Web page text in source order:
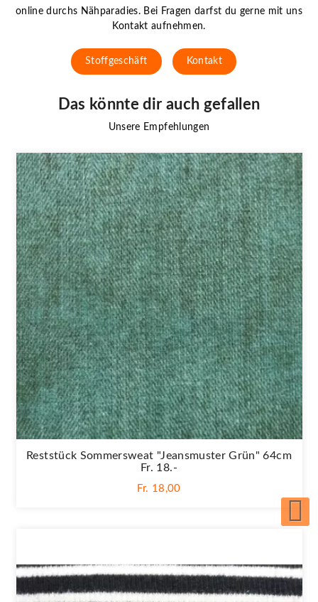
online durchs Nähparadies. Bei Fragen darfst du gerne mit uns
Kontakt aufnehmen.
Stoffgeschäft Kontakt
Das könnte dir auch gefallen
Unsere Empfehlungen
Reststück Sommersweat "Jeansmuster Grün" 64cm
Fr. 18.-
Fr. 18,00